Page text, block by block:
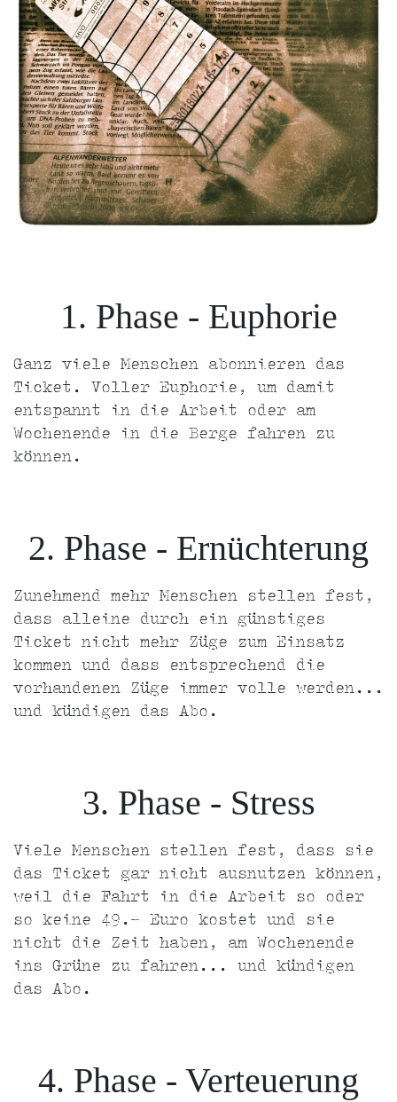
1. Phase - Euphorie
Ganz viele Menschen abonnieren das
Ticket. Voller Euphorie, um damit
entspannt in die Arbeit oder am
Wochenende in die Berge fahren zu
können.
2. Phase - Ernüchterung
Zunehmend mehr Menschen stellen fest,
dass alleine durch ein günstiges
Ticket nicht mehr Züge zum Einsatz
kommen und dass entsprechend die
vorhandenen Züge immer volle werden...
und kündigen das Abo.
3. Phase - Stress
Viele Menschen stellen fest, dass sie
das Ticket gar nicht ausnutzen können,
weil die Fahrt in die Arbeit so oder
so keine 49.- Euro kostet und sie
nicht die Zeit haben, am Wochenende
ins Grüne zu fahren... und kündigen
das Abo.
4. Phase - Verteuerung